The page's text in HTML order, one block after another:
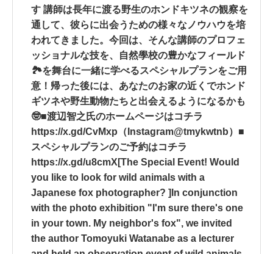
す 講師は長年に渡る野生のホンドキツネの観察を
通して、彼らに出会うための様々なノウハウを培
われてきました。今回は、そんな講師のプロフェ
ッショナルな技を、自然學校の豊かなフィールド
🏞を舞台に一緒に学べるスペシャルプランをご用
意！帰った後には、あなたのお家の近くでホンド
ギツネや野生動物たちと出会えるようになるかも
🤓■渡辺智之氏のホームページはコチラ
https://x.gd/CvMxp（Instagram@tmykwtnb）■
スペシャルプランのご予約はコチラ
https://x.gd/u8cmX[The Special Event! Would
you like to look for wild animals with a
Japanese fox photographer? ]In conjunction
with the photo exhibition "I'm sure there's one
in your town. My neighbor's fox", we invited
the author Tomoyuki Watanabe as a lecturer